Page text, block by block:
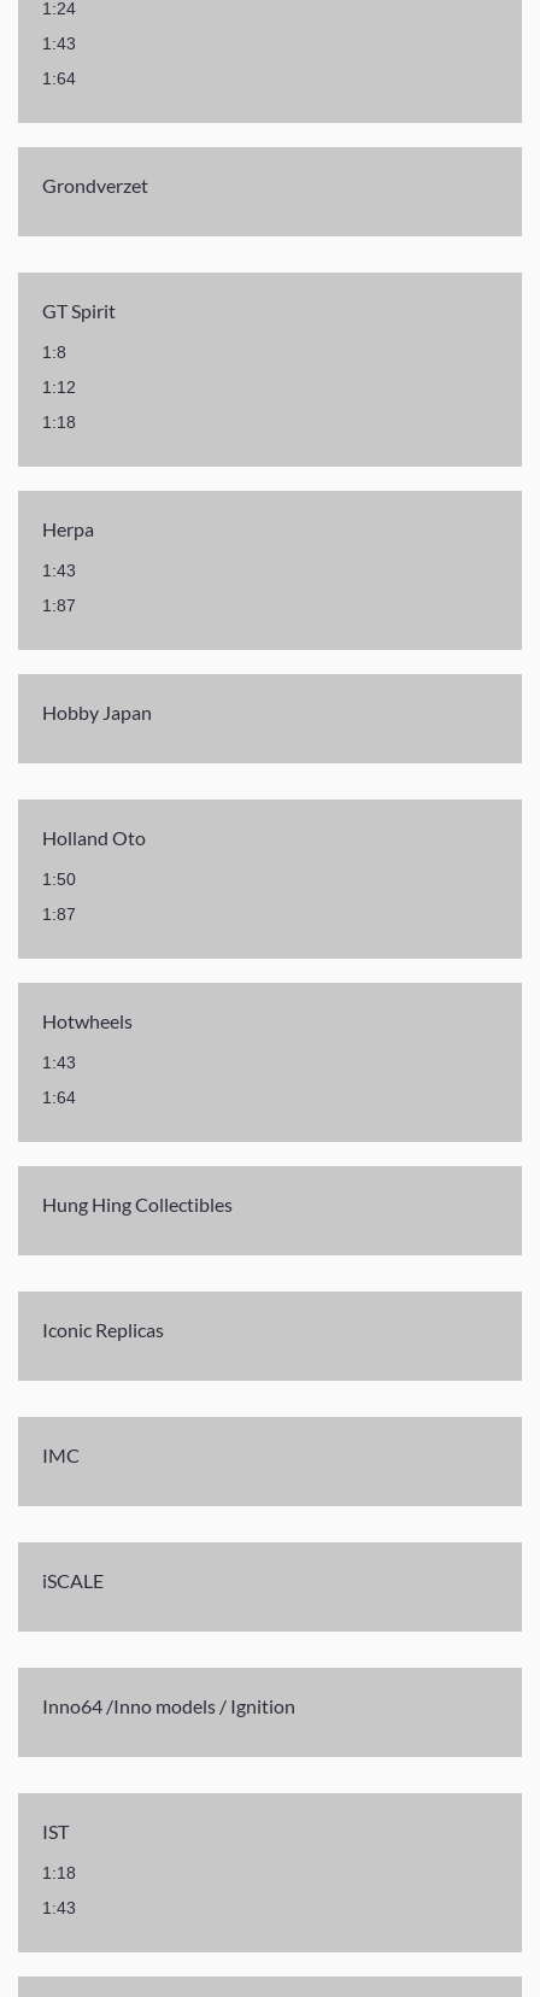
1:24
1:43
1:64
Grondverzet
GT Spirit
1:8
1:12
1:18
Herpa
1:43
1:87
Hobby Japan
Holland Oto
1:50
1:87
Hotwheels
1:43
1:64
Hung Hing Collectibles
Iconic Replicas
IMC
iSCALE
Inno64 /Inno models / Ignition
IST
1:18
1:43